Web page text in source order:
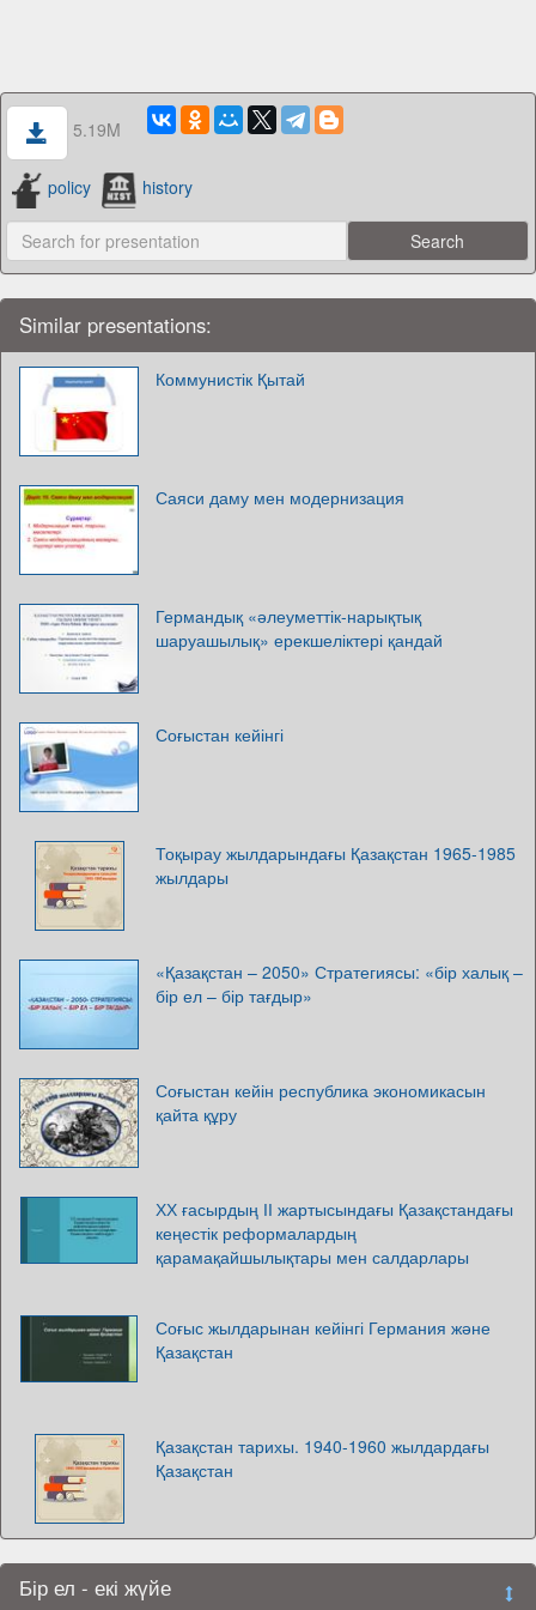
5.19M
policy history
Similar presentations:
Коммунистік Қытай
Саяси даму мен модернизация
Германдық «әлеуметтік-нарықтық
шаруашылық» ерекшеліктері қандай
Соғыстан кейінгі
Тоқырау жылдарындағы Қазақстан 1965-1985
жылдары
«Қазақстан – 2050» Стратегиясы: «бір халық –
бір ел – бір тағдыр»
Соғыстан кейін республика экономикасын
қайта құру
ХХ ғасырдың ІІ жартысындағы Қазақстандағы
кеңестік реформалардың
қарамақайшылықтары мен салдарлары
Соғыс жылдарынан кейінгі Германия және
Қазақстан
Қазақстан тарихы. 1940-1960 жылдардағы
Қазақстан
Бір ел - екі жүйе